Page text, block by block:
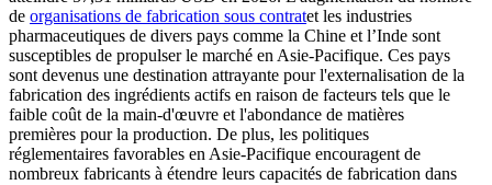
de organisations de fabrication sous contratet les industries
pharmaceutiques de divers pays comme la Chine et l’Inde sont
susceptibles de propulser le marché en Asie-Pacifique. Ces pays
sont devenus une destination attrayante pour l'externalisation de la
fabrication des ingrédients actifs en raison de facteurs tels que le
faible coût de la main-d'œuvre et l'abondance de matières
premières pour la production. De plus, les politiques
réglementaires favorables en Asie-Pacifique encouragent de
nombreux fabricants à étendre leurs capacités de fabrication dans